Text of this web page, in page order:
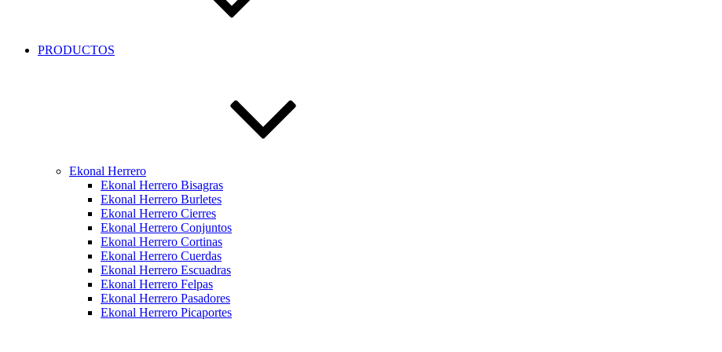
PRODUCTOS
Ekonal Herrero
Ekonal Herrero Bisagras
Ekonal Herrero Burletes
Ekonal Herrero Cierres
Ekonal Herrero Conjuntos
Ekonal Herrero Cortinas
Ekonal Herrero Cuerdas
Ekonal Herrero Escuadras
Ekonal Herrero Felpas
Ekonal Herrero Pasadores
Ekonal Herrero Picaportes